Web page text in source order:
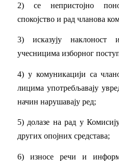
2) се непристојно
спокојство и рад чланова
3) исказују наклоност
учесницима изборног
4) у комуникацији са
лицима употребљавају
начин нарушавају ред;
5) долазе на рад у
других опојних средстава;
6) износе речи и